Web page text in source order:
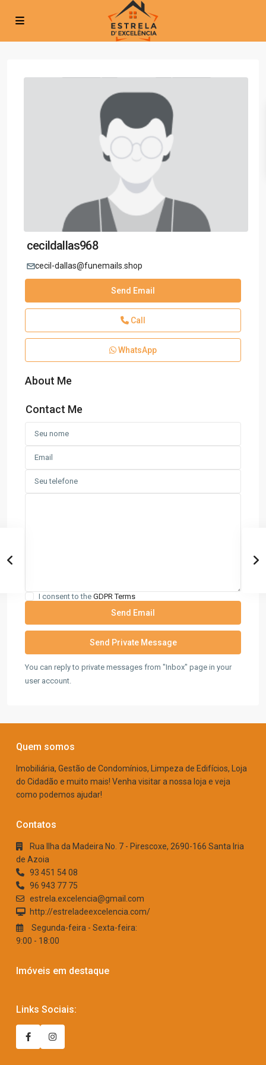
cecildallas968
cecil-dallas@funemails.shop
Send Email
Call
WhatsApp
About Me
Contact Me
I consent to the GDPR Terms
You can reply to private messages from "Inbox" page in your
user account.
Quem somos
Imobiliária, Gestão de Condomínios, Limpeza de Edifícios, Loja
do Cidadão e muito mais! Venha visitar a nossa loja e veja
como podemos ajudar!
Contatos
Rua Ilha da Madeira No. 7 - Pirescoxe, 2690-166 Santa Iria
de Azoia
93 451 54 08
96 943 77 75
estrela.excelencia@gmail.com
http://estreladeexcelencia.com/
Segunda-feira - Sexta-feira:
9:00 - 18:00
Imóveis em destaque
Links Sociais: